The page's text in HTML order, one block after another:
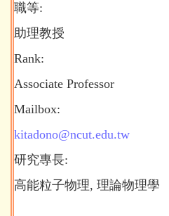
職等:
助理教授
Rank:
Associate Professor
Mailbox:
kitadono@ncut.edu.tw
研究專長:
高能粒子物理, 理論物理學